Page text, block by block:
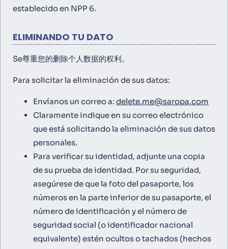
establecido en NPP 6.
ELIMINANDO TU DATO
Se尊重您的删除个人数据的权利。
Para solicitar la eliminación de sus datos:
Envíanos un correo a: delete.me@saropa.com
Claramente indique en su correo electrónico
que está solicitando la eliminación de sus datos
personales.
Para verificar su identidad, adjunte una copia
de su prueba de identidad. Por su seguridad,
asegúrese de que la foto del pasaporte, los
números en la parte inferior de su pasaporte, el
número de identificación y el número de
seguridad social (o identificador nacional
equivalente) estén ocultos o tachados (hechos